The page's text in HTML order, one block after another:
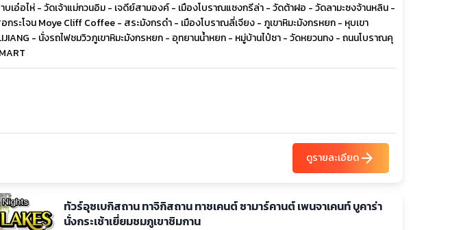
บเอ๋อไห่ - วัดเจ้าแม่กวนอิม - เจดีย์สามองค์ - เมืองโบราณแชงกรีล่า - วัดต้าฝอ - วัดลามะซงจ้านหลิน -
ระโจน Moye Cliff Coffee - สระมังกรดำ - เมืองโบราณลี่เจียง - ภูเขาหิมะมังกรหยก - หุบเขา
- นั่งรถไฟชมวิวภูเขาหิมะมังกรหยก - อุทยานน้ำหยก - หมู่บ้านไป๋ซา - วัดหยวนทง - ถนนโบราณคุ
ดูรายละเอียดarrow_forward
ทัวร์อุซเบกิสถาน ทาจิกิสถาน ทาชเคนต์ ซามาร์คานต์ เพนจาเคนท์ บูคาร่า
นั่งกระเช้าเยี่ยมชมภูเขาชิมกาน